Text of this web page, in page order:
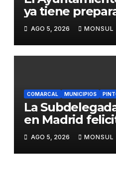
ya tiene
dispositivos de
de limpieza
de Butarque
AGO 5, 2026 MONSUL
COMARCAL MUNICIPIOS
La
en Madrid
Ayuntamiento
su dispositivo
en las Fiestas
AGO 5, 2026 MONSUL